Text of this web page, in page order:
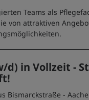
Teams als
von attraktiven
in Vollzeit -
Bismarckstraße -